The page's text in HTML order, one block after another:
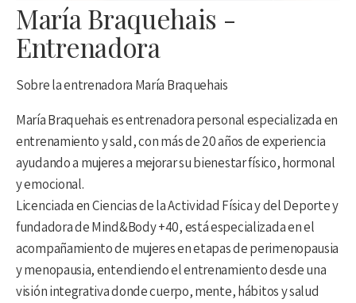
María Braquehais -
Entrenadora
Sobre la entrenadora María Braquehais
María Braquehais es entrenadora personal especializada en
entrenamiento y sald, con más de 20 años de experiencia
ayudando a mujeres a mejorar su bienestar físico, hormonal
y emocional.
Licenciada en Ciencias de la Actividad Física y del Deporte y
fundadora de Mind&Body +40, está especializada en el
acompañamiento de mujeres en etapas de perimenopausia
y menopausia, entendiendo el entrenamiento desde una
visión integrativa donde cuerpo, mente, hábitos y salud